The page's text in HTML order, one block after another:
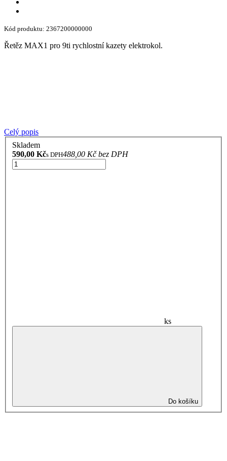
Kód produktu: 2367200000000
Řetěz MAX1 pro 9ti rychlostní kazety elektrokol.
Celý popis
Skladem
590,00 Kčs DPH488,00 Kč bez DPH
ks
Do košíku